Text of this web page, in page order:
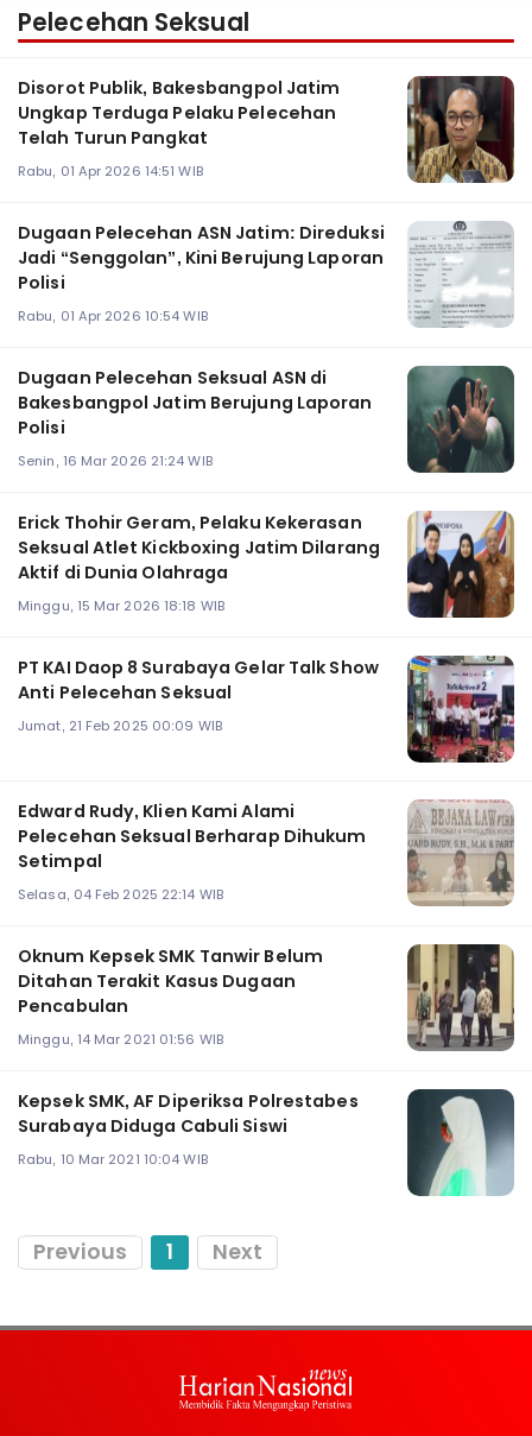
Pelecehan Seksual
Disorot Publik, Bakesbangpol Jatim
Ungkap Terduga Pelaku Pelecehan
Telah Turun Pangkat
Rabu, 01 Apr 2026 14:51 WIB
Dugaan Pelecehan ASN Jatim: Direduksi
Jadi “Senggolan”, Kini Berujung Laporan
Polisi
Rabu, 01 Apr 2026 10:54 WIB
Dugaan Pelecehan Seksual ASN di
Bakesbangpol Jatim Berujung Laporan
Polisi
Senin, 16 Mar 2026 21:24 WIB
Erick Thohir Geram, Pelaku Kekerasan
Seksual Atlet Kickboxing Jatim Dilarang
Aktif di Dunia Olahraga
Minggu, 15 Mar 2026 18:18 WIB
PT KAI Daop 8 Surabaya Gelar Talk Show
Anti Pelecehan Seksual
Jumat, 21 Feb 2025 00:09 WIB
Edward Rudy, Klien Kami Alami
Pelecehan Seksual Berharap Dihukum
Setimpal
Selasa, 04 Feb 2025 22:14 WIB
Oknum Kepsek SMK Tanwir Belum
Ditahan Terakit Kasus Dugaan
Pencabulan
Minggu, 14 Mar 2021 01:56 WIB
Kepsek SMK, AF Diperiksa Polrestabes
Surabaya Diduga Cabuli Siswi
Rabu, 10 Mar 2021 10:04 WIB
Previous 1 Next